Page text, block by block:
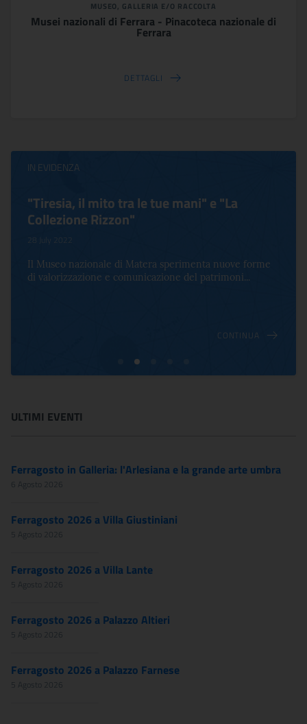
MUSEO, GALLERIA E/O RACCOLTA
Musei nazionali di Ferrara - Pinacoteca nazionale di
Ferrara
DETTAGLI
IN EVIDENZA
"Tiresia, il mito tra le tue mani" e "La
Collezione Rizzon"
28 July 2022
Il Museo nazionale di Matera sperimenta nuove forme
di valorizzazione e comunicazione del patrimoni...
CONTINUA
ULTIMI EVENTI
Ferragosto in Galleria: l'Arlesiana e la grande arte umbra
6 Agosto 2026
Ferragosto 2026 a Villa Giustiniani
5 Agosto 2026
Ferragosto 2026 a Villa Lante
5 Agosto 2026
Ferragosto 2026 a Palazzo Altieri
5 Agosto 2026
Ferragosto 2026 a Palazzo Farnese
5 Agosto 2026